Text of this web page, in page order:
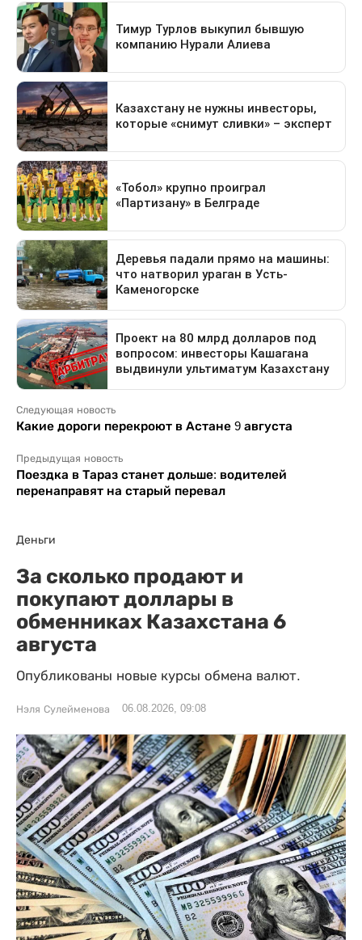
Следующая новость
Какие дороги перекроют в Астане 9 августа
Предыдущая новость
Поездка в Тараз станет дольше: водителей
перенаправят на старый перевал
Деньги
За сколько продают и
покупают доллары в
обменниках Казахстана 6
августа
Опубликованы новые курсы обмена валют.
Нэля Сулейменова 06.08.2026, 09:08